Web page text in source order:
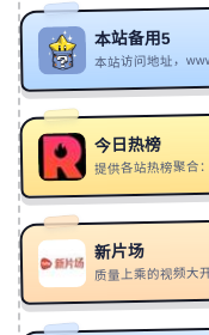
34 小狗儿雪地画梅花
35 Eroina
36 DRIFT
38 洪炉
39 Loving You Is
孤夜雨
41 逐云轻影
42 芯 Empty Bullets
JSON导出，无需账
KREA Seedance
https://
供Seedance 2.5视
输入，可设置起止
VoxCPM： https://
色。
本站备用5
今日热榜
新片场